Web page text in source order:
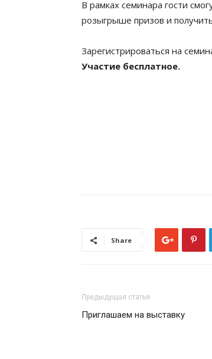
В рамках семинара гости
розыгрыше призов и
Зарегистрироваться на
Участие бесплатное.
Share
Предыдущая статья
Приглашаем на выставку